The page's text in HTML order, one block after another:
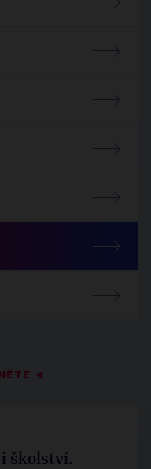
◀
školství.